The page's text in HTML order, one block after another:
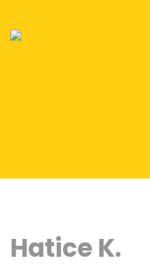
Hatice K.